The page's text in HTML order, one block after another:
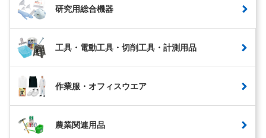
研究用総合機器
工具・電動工具・切削工具・計測用品
作業服・オフィスウエア
農業関連用品